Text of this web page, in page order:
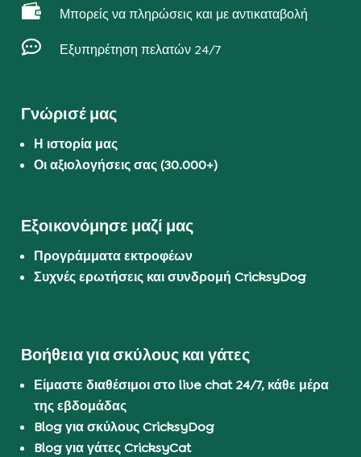
 Μπορείς να πληρώσεις και με αντικαταβολή
 Εξυπηρέτηση πελατών 24/7
Γνώρισέ μας
Η ιστορία μας
Οι αξιολογήσεις σας (30.000+)
Εξοικονόμησε μαζί μας
Προγράμματα εκτροφέων
Συχνές ερωτήσεις και συνδρομή CricksyDog
Βοήθεια για σκύλους και γάτες
Είμαστε διαθέσιμοι στο live chat 24/7, κάθε μέρα
της εβδομάδας
Blog για σκύλους CricksyDog
Blog για γάτες CricksyCat